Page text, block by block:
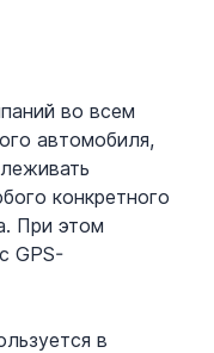
во всем
автомобиля,
конкретного
При этом
GPS-
в